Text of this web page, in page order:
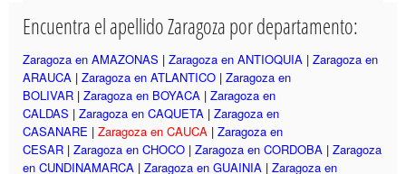
Encuentra el apellido Zaragoza por departamento:
Zaragoza en AMAZONAS | Zaragoza en ANTIOQUIA | Zaragoza en
ARAUCA | Zaragoza en ATLANTICO | Zaragoza en
BOLIVAR | Zaragoza en BOYACA | Zaragoza en
CALDAS | Zaragoza en CAQUETA | Zaragoza en
CASANARE | Zaragoza en CAUCA | Zaragoza en
CESAR | Zaragoza en CHOCO | Zaragoza en CORDOBA | Zaragoza
en CUNDINAMARCA | Zaragoza en GUAINIA | Zaragoza en